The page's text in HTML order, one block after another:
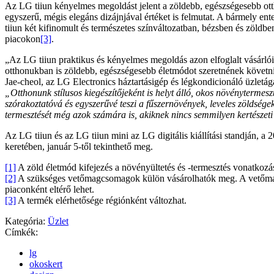
Az LG tiiun kényelmes megoldást jelent a zöldebb, egészségesebb
egyszerű, mégis elegáns dizájnjával értéket is felmutat. A bármely
tiiun két kifinomult és természetes színváltozatban, bézsben és
piacokon[3].
„Az LG tiiun praktikus és kényelmes megoldás azon elfoglalt
otthonukban is zöldebb, egészségesebb életmódot szeretnének
Jae-cheol, az LG Electronics háztartásigép és légkondicionáló
„Otthonunk stílusos kiegészítőjeként is helyt álló, okos
szórakoztatóvá és egyszerűvé teszi a fűszernövények, leveles
termesztését még azok számára is, akiknek nincs semmilyen
Az LG tiiun és az LG tiiun mini az LG digitális kiállítási standján, a
keretében, január 5-től tekinthető meg.
[1] A zöld életmód kifejezés a növényültetés és -termesztés
[2] A szükséges vetőmagcsomagok külön vásárolhatók meg. A
piaconként eltérő lehet.
[3] A termék elérhetősége régiónként változhat.
Kategória: Üzlet
Címkék:
lg
okoskert